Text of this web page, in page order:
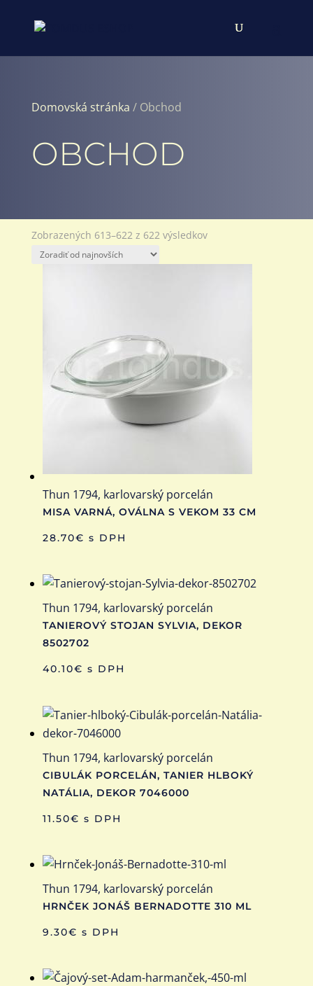
Domovská stránka / Obchod
OBCHOD
Zobrazených 613–622 z 622 výsledkovZoradené
Thun 1794, karlovarský porcelán
MISA VARNÁ, OVÁLNA S VEKOM 33 CM
28.70€ s DPH
Thun 1794, karlovarský porcelán
TANIEROVÝ STOJAN SYLVIA, DEKOR
8502702
40.10€ s DPH
Thun 1794, karlovarský porcelán
CIBULÁK PORCELÁN, TANIER HLBOKÝ
NATÁLIA, DEKOR 7046000
11.50€ s DPH
Thun 1794, karlovarský porcelán
HRNČEK JONÁŠ BERNADOTTE 310 ML
9.30€ s DPH